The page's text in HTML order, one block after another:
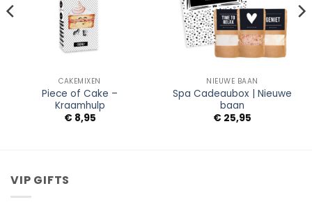
CAKEMIXEN
Piece of Cake –
Kraamhulp
€8,95
NIEUWE BAAN
Spa Cadeaubox | Nieuwe
baan
€ 25,95
VIP GIFTS